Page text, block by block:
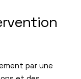
par une